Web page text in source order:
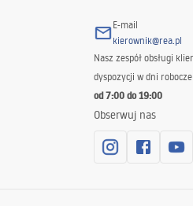
E-mail
kierownik@rea.pl
Nasz zespół obsługi
dyspozycji w dni
od 7:00 do 19:00
Obserwuj nas